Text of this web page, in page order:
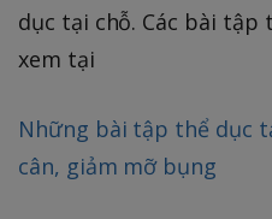
dục tại chỗ. Các bài
xem tại
Những bài tập thể dục
cân, giảm mỡ bụng